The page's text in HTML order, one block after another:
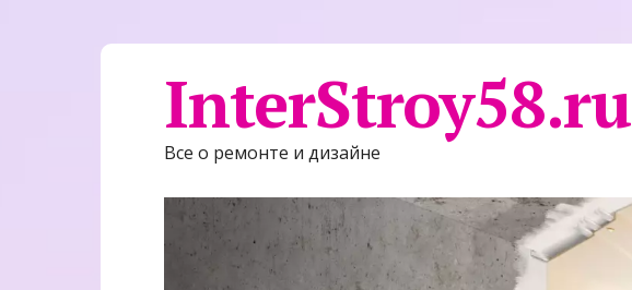
InterStroy58.ru
Все о ремонте и дизайне